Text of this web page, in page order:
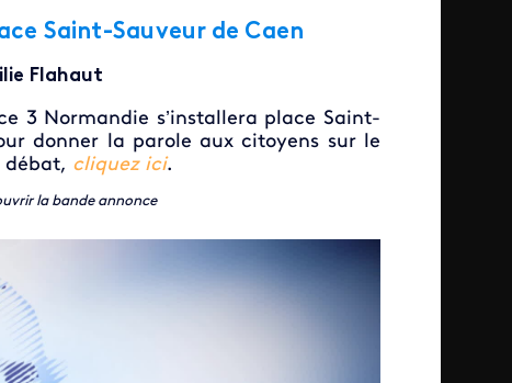
Saint-Sauveur de Caen
Flahaut
3 Normandie s’installera place Saint-
donner la parole aux citoyens sur le
débat, cliquez ici.
la bande annonce